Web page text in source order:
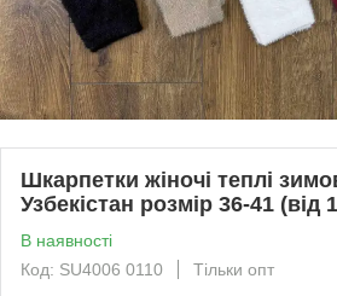
Шкарпетки жіночі теплі
Узбекістан розмір 36-41 (від
В наявності
Код: SU4006 0110
Тільки опт